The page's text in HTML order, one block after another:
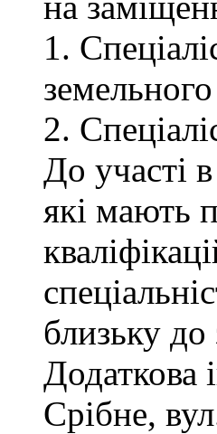
1.
2.
До участі
які мають
близьку
Додаткова
Срібне,